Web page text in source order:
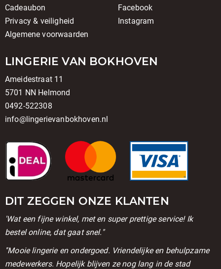
Cadeaubon
Privacy & veiligheid
Algemene voorwaarden
Facebook
Instagram
LINGERIE VAN BOKHOVEN
Ameidestraat 11
5701 NN Helmond
0492-522308
info@lingerievanbokhoven.nl
DIT ZEGGEN ONZE KLANTEN
'Wat een fijne winkel, met en super prettige service! Ik
bestel online, dat gaat snel."
''Mooie lingerie en ondergoed. Vriendelijke en behulpzame
medewerkers. Hopelijk blijven ze nog lang in de stad